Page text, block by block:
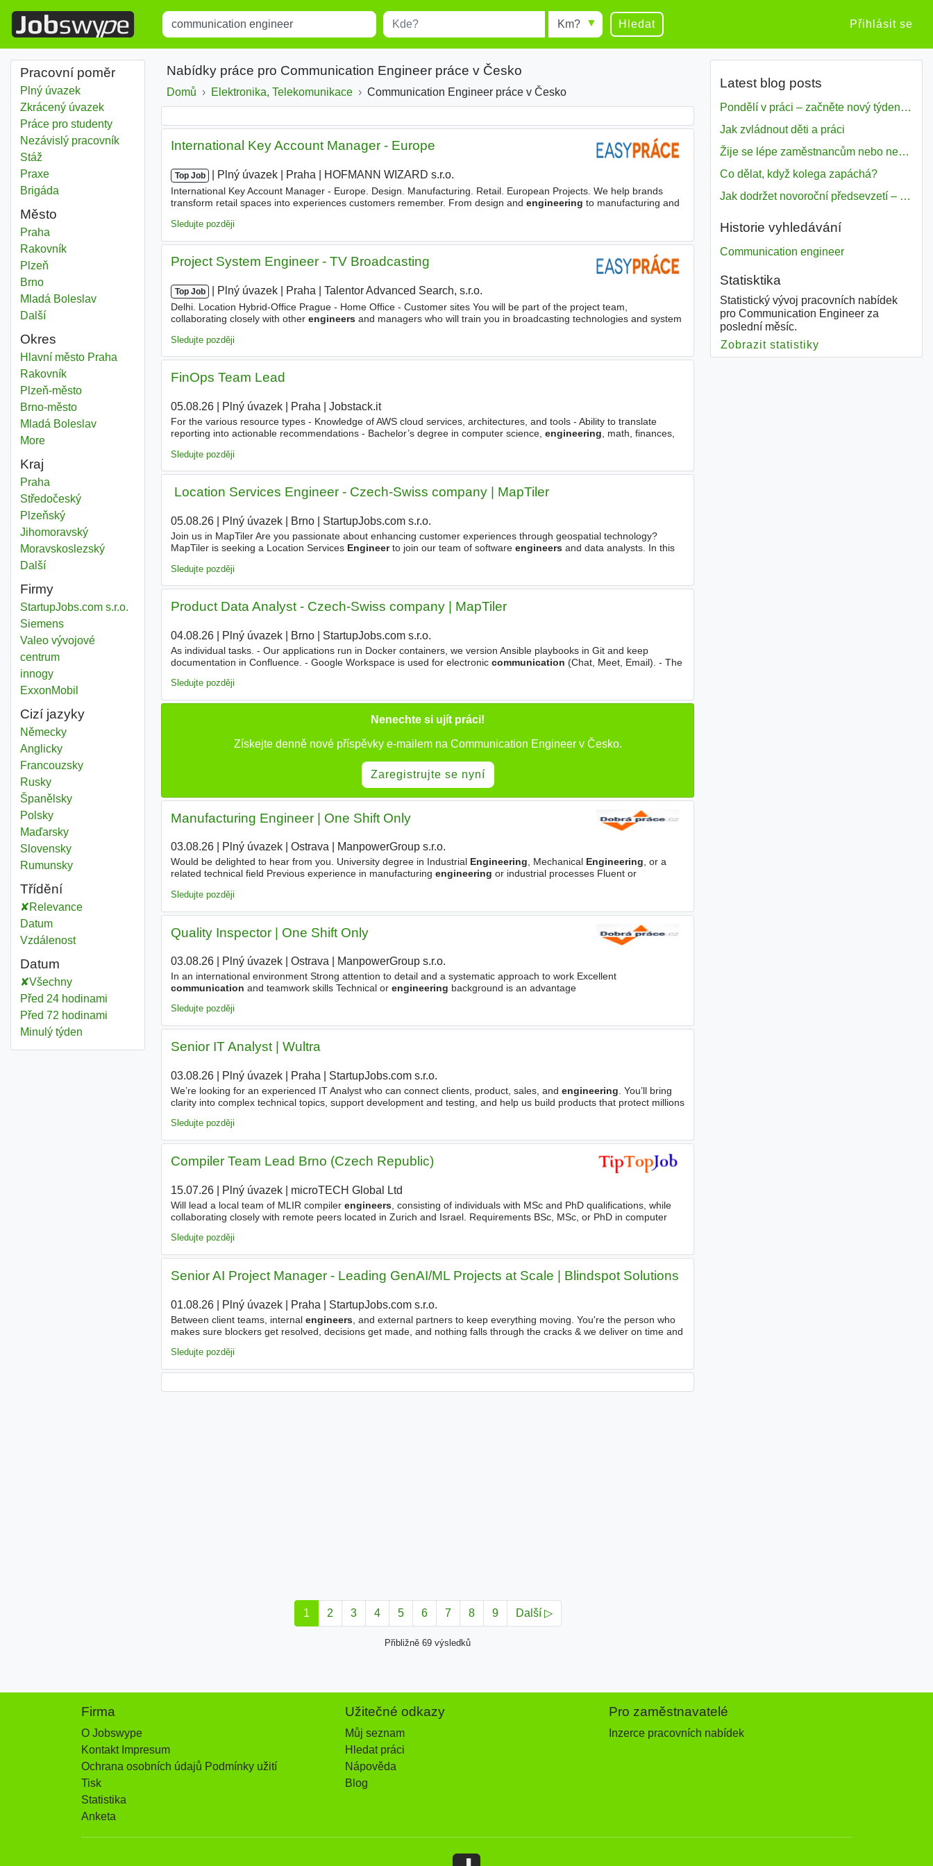
Title Místo Radius Hledat Přihlásit se
Pracovní poměr
Plný úvazek
Zkrácený úvazek
Práce pro studenty
Nezávislý pracovník
Stáž
Praxe
Brigáda
Město
Communication engineer
Praha
Communication engineer
Rakovník
Communication engineer
Plzeň
Communication engineer
Brno
Communication engineer
Mladá Boleslav
Dalšíměsta
Okres
Communication engineer
Hlavní město Praha
Communication engineer
RakovníkOkres
Communication engineer
Plzeň-městoOkres
Communication engineer
Brno-městoOkres
Communication engineer
Mladá BoleslavOkres
Moredistricts
Kraj
Communication engineer
Praha
Communication engineer
StředočeskýKraj
Communication engineer
PlzeňskýKraj
Communication engineer
JihomoravskýKraj
Communication engineer
MoravskoslezskýKraj
Dalšíkraj
Firmy
StartupJobs.com s.r.o.
Siemens
Valeo vývojové
centrum
innogy
ExxonMobil
Cizí jazyky
Německy
Anglicky
Francouzsky
Rusky
Španělsky
Polsky
Maďarsky
Slovensky
Rumunsky
Třídění
Relevance
Datum
Vzdálenost
Datum
Všechny
Před 24 hodinami
Před 72 hodinami
Minulý týden
Nabídky práce pro Communication Engineer práce v Česko
Domů Elektronika, Telekomunikace Communication Engineer práce v Česko
International Key Account Manager - Europe
Top Job Plný úvazek Praha HOFMANN WIZARD s.r.o.
International Key Account Manager - Europe. Design. Manufacturing. Retail. European Projects. We help brands
transform retail spaces into experiences customers remember. From design and engineering to manufacturing and
Sledujte později
Project System Engineer - TV Broadcasting
Top Job Plný úvazek Praha Talentor Advanced Search, s.r.o.
Delhi. Location Hybrid-Office Prague - Home Office - Customer sites You will be part of the project team,
collaborating closely with other engineersand managers who will train you in broadcasting technologies and system
Sledujte později
FinOps Team Lead
05.08.26| Plný úvazek| Praha Jobstack.it|
For the various resource types - Knowledge of AWS cloud services, architectures, and tools - Ability to translate
reporting into actionable recommendations - Bachelor’s degree in computer science, engineering , math, finances,
Sledujte později
️ Location Services Engineer - Czech-Swiss company | MapTiler
05.08.26| Plný úvazek| Brno| StartupJobs.com s.r.o.
Join us in MapTiler Are you passionate about enhancing customer experiences through geospatial technology?
MapTiler is seeking a Location Services Engineerto join our team of software engineersand data analysts. In this
Sledujte později
Product Data Analyst - Czech-Swiss company | MapTiler
04.08.26| Plný úvazek| Brno| StartupJobs.com s.r.o.
As individual tasks. - Our applications run in Docker containers, we version Ansible playbooks in Git and keep
documentation in Confluence. - Google Workspace is used for electronic communication (Chat, Meet, Email). - The
Sledujte později
Nenechte si ujít práci!
Získejte denně nové příspěvky e-mailem na Communication Engineer v Česko.
Zaregistrujte se nyní
Manufacturing Engineer | One Shift Only
03.08.26| Plný úvazek| Ostrava| ManpowerGroup s.r.o.
Would be delighted to hear from you. University degree in Industrial Engineering, Mechanical Engineering, or a
related technical field Previous experience in manufacturing engineering or industrial processes Fluent or
Sledujte později
Quality Inspector | One Shift Only
03.08.26| Plný úvazek| Ostrava| ManpowerGroup s.r.o.
In an international environment Strong attention to detail and a systematic approach to work Excellent
communication and teamwork skills Technical or engineering background is an advantage
Sledujte později
Senior IT Analyst | Wultra
03.08.26| Plný úvazek| Praha StartupJobs.com s.r.o.
We’re looking for an experienced IT Analyst who can connect clients, product, sales, and engineering . You’ll bring
clarity into complex technical topics, support development and testing, and help us build products that protect millions
Sledujte později
Compiler Team Lead Brno (Czech Republic)
15.07.26| Plný úvazek| microTECH Global Ltd
Will lead a local team of MLIR compiler engineers, consisting of individuals with MSc and PhD qualifications, while
collaborating closely with remote peers located in Zurich and Israel. Requirements BSc, MSc, or PhD in computer
Sledujte později
Senior AI Project Manager - Leading GenAI/ML Projects at Scale | Blindspot Solutions
01.08.26| Plný úvazek| Praha StartupJobs.com s.r.o.
Between client teams, internal engineers, and external partners to keep everything moving. You're the person who
makes sure blockers get resolved, decisions get made, and nothing falls through the cracks & we deliver on time and
Sledujte později
1 2 3 4 5 6 7 8 9 Další ▷
Přibližně 69 výsledků
Latest blog posts
Pondělí v práci – začněte nový týden s motivací
Jak zvládnout děti a práci
Žije se lépe zaměstnancům nebo nezavislým pracovníkům
Co dělat, když kolega zapáchá?
Jak dodržet novoroční předsevzetí – naše tipy pro dobrý začátek roku 2018
Historie vyhledávání
Communication engineer
Statisktika
Statistický vývoj pracovních nabídek
pro Communication Engineer za
poslední měsíc.
Zobrazit statistiky
Firma
O Jobswype
Kontakt Impresum
Ochrana osobních údajů Podmínky užití
Tisk
Statistika
Anketa
Užitečné odkazy
Můj seznam
Hledat práci
Nápověda
Blog
Pro zaměstnavatelé
Inzerce pracovních nabídek